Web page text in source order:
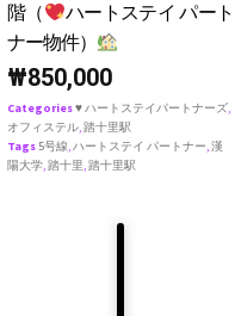
階（
ハートステイ パート
ナー物件）
₩850,000
Categories♥ ハートステイパートナーズ,
オフィステル,踏十里駅
Tags 5号線,ハートステイ パートナー,漢
陽大学,踏十里,踏十里駅